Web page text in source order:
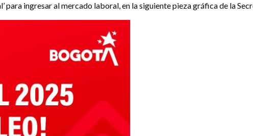
para ingresar al mercado laboral, en la siguiente pieza gráfica de la